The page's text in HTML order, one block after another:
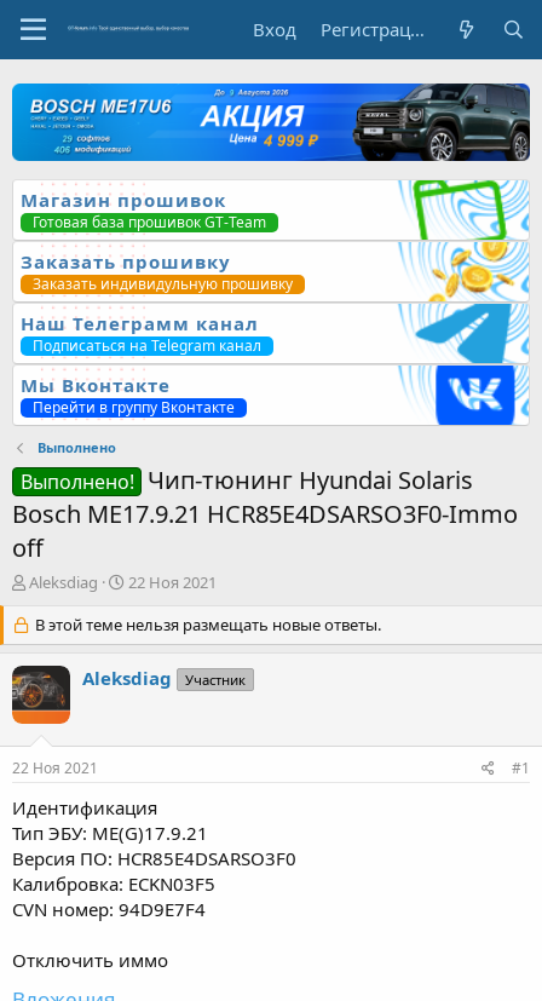
Вход Регистрация
Магазин прошивок
Готовая база прошивок GT-Team
Заказать прошивку
Заказать индивидульную прошивку
Наш Телеграмм канал
Подписаться на Telegram канал
Мы Вконтакте
Перейти в группу Вконтакте
Выполнено
Выполнено! Чип-тюнинг Hyundai Solaris
Bosch ME17.9.21 HCR85E4DSARSO3F0-Immo
off
А
т
о
р
т
е
Aleksdiag
Д
т
а
а
22 Ноя 2021
В этой теме нельзя размещать новые ответы.
Aleksdiag Участник
22 Ноя 2021 #1
Идентификация
Тип ЭБУ: ME(G)17.9.21
Версия ПО: HCR85E4DSARSO3F0
Калибровка: ECKN03F5
CVN номер: 94D9E7F4
Отключить иммо